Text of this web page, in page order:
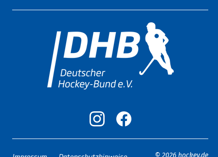
© 2026 hockey.de